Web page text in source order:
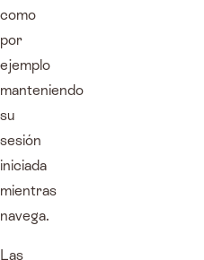
como
por
ejemplo
manteniendo
su
sesión
iniciada
mientras
navega.
Las